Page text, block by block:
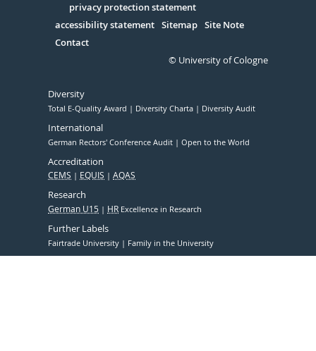
Serivce
privacy protection statement
accessibility statement Sitemap Site Note
Contact
© University of Cologne
Diversity
Total E-Quality Award Diversity Charta Diversity Audit
International
German Rectors' Conference Audit Open to the World
Accreditation
CEMS EQUIS AQAS
Research
German U15 HR Excellence in Research
Further Labels
Fairtrade University Family in the University